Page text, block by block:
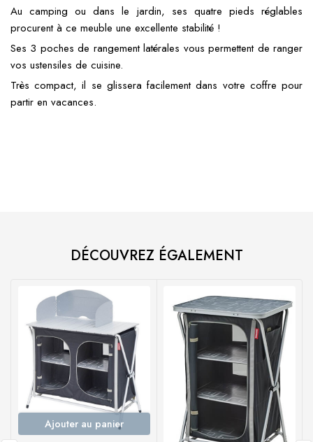
Au camping ou dans le jardin, ses quatre pieds réglables
procurent à ce meuble une excellente stabilité !
Ses 3 poches de rangement latérales vous permettent de ranger
vos ustensiles de cuisine.
Très compact, il se glissera facilement dans votre coffre pour
partir en vacances.
DÉCOUVREZ ÉGALEMENT
Ajouter au panier